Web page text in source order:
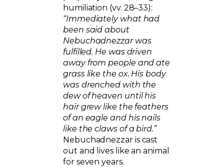
humiliation (vv. 28–33):
“Immediately what had
been said about
Nebuchadnezzar was
fulfilled. He was driven
away from people and ate
grass like the ox. His body
was drenched with the
dew of heaven until his
hair grew like the feathers
of an eagle and his nails
like the claws of a bird.”
Nebuchadnezzar is cast
out and lives like an animal
for seven years.